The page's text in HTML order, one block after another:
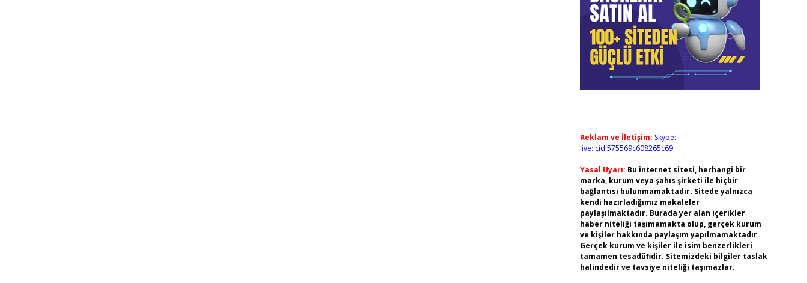
Reklam ve İletişim: Skype:
live:.cid.575569c608265c69
Yasal Uyarı: Bu internet sitesi, herhangi bir
marka, kurum veya şahıs şirketi ile hiçbir
bağlantısı bulunmamaktadır. Sitede yalnızca
kendi hazırladığımız makaleler
paylaşılmaktadır. Burada yer alan içerikler
haber niteliği taşımamakta olup, gerçek kurum
ve kişiler hakkında paylaşım yapılmamaktadır.
Gerçek kurum ve kişiler ile isim benzerlikleri
tamamen tesadüfidir. Sitemizdeki bilgiler taslak
halindedir ve tavsiye niteliği taşımazlar.